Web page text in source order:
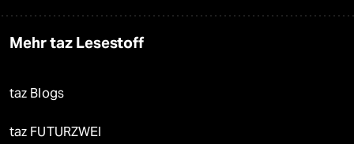
Mehr taz Lesestoff
taz Blogs
taz FUTURZWEI